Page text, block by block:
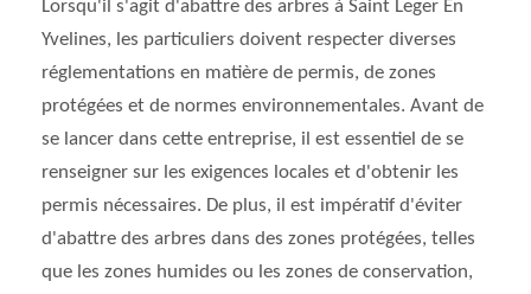
Lorsqu'il s'agit d'abattre des arbres à Saint Leger En
Yvelines, les particuliers doivent respecter diverses
réglementations en matière de permis, de zones
protégées et de normes environnementales. Avant de
se lancer dans cette entreprise, il est essentiel de se
renseigner sur les exigences locales et d'obtenir les
permis nécessaires. De plus, il est impératif d'éviter
d'abattre des arbres dans des zones protégées, telles
que les zones humides ou les zones de conservation,